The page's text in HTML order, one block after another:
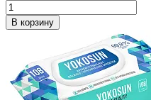
В корзину